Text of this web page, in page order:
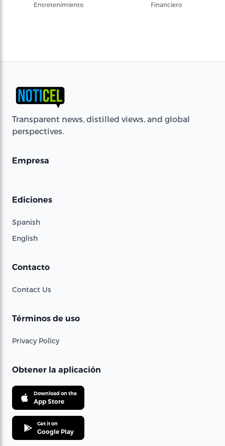
Entretenimiento
Financiero
Transparent news, distilled views, and global
perspectives.
Empresa
Ediciones
Spanish
English
Contacto
Contact Us
Términos de uso
Privacy Policy
Obtener la aplicación
Download on the
App Store
Get it on
Google Play